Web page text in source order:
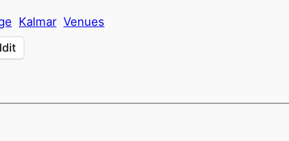
Kalmar Venues